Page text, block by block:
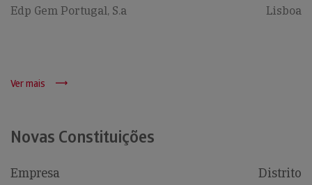
Edp Gem Portugal, S.a Lisboa
Ver mais
Novas Constituições
Empresa Distrito